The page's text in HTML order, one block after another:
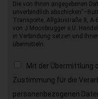
Die von Ihnen angegebenen
unverbindlich
Transporte, Allgäustraße 8, A-
von J.Moosbrugger e.U.
in Verbindung setzen und
übermitteln.
Mit der Übermittlung
Zustimmung für die
personenbezogenen